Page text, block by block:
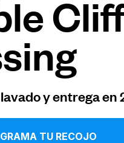
y entrega en
TU RECOJO